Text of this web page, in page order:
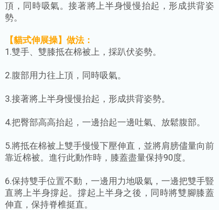
頂，同時吸氣。接著將上半身慢慢抬起，形成拱背姿
勢。
【貓式伸展操】 做法：
1.雙手、雙膝抵在棉被上，採趴伏姿勢。
2.腹部用力往上頂，同時吸氣。
3.接著將上半身慢慢抬起，形成拱背姿勢。
4.把臀部高高抬起，一邊抬起一邊吐氣、放鬆腹部。
5.將抵在棉被上雙手慢慢下壓伸直，並將肩膀儘量向前
靠近棉被。進行此動作時，膝蓋盡量保持90度。
6.保持雙手位置不動，一邊用力地吸氣，一邊把雙手豎
直將上半身撐起。撐起上半身之後，同時將雙腳膝蓋
伸直，保持脊椎挺直。